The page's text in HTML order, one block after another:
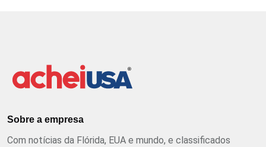
Sobre a empresa
Com notícias da Flórida, EUA e mundo, e classificados